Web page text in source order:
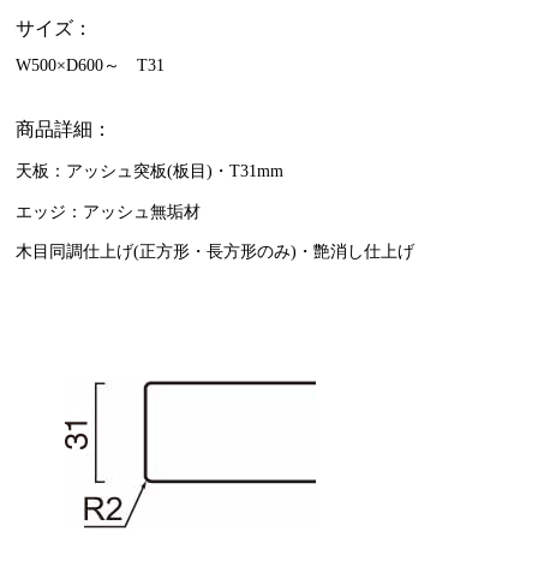
サイズ：
W500×D600～ T31
商品詳細：
天板：アッシュ突板(板目)・T31mm
エッジ：アッシュ無垢材
木目同調仕上げ(正方形・長方形のみ)・艶消し仕上げ